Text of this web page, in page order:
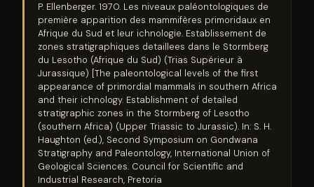
P. Ellenberger. 1970. Les niveaux paléontologiques de
première apparition des mammifères primoridaux en
Afrique du Sud et leur ichnologie. Establissement de
zones stratigraphiques detaillees dans le Stormberg
du Lesotho (Afrique du Sud) (Trias Supérieur à
Jurassique) [The paleontological levels of the first
appearance of primordial mammals in southern Africa
and their ichnology. Establishment of detailed
stratigraphic zones in the Stormberg of Lesotho
(southern Africa) (Upper Triassic to Jurassic). In: S. H.
Haughton (ed.), Second Symposium on Gondwana
Stratigraphy and Paleontology, International Union of
Geological Sciences. Council for Scientific and
Industrial Research, Pretoria